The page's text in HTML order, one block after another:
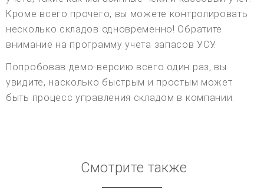
Кроме всего прочего, вы можете контролировать
несколько складов одновременно! Обратите
внимание на программу учета запасов УСУ.
Попробовав демо-версию всего один раз, вы
увидите, насколько быстрым и простым может
быть процесс управления складом в компании.
Смотрите также